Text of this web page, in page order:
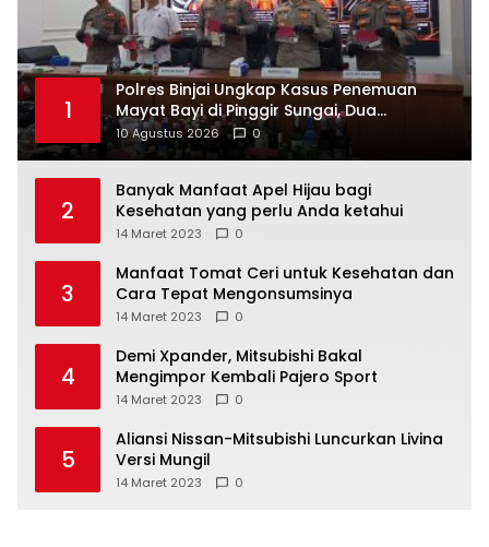
1
Polres Binjai Ungkap Kasus Penemuan
Mayat Bayi di Pinggir Sungai, Dua
Tersangka Diamankan
10 Agustus 2026 0
2
Banyak Manfaat Apel Hijau bagi
Kesehatan yang perlu Anda ketahui
14 Maret 2023 0
3
Manfaat Tomat Ceri untuk Kesehatan dan
Cara Tepat Mengonsumsinya
14 Maret 2023 0
4
Demi Xpander, Mitsubishi Bakal
Mengimpor Kembali Pajero Sport
14 Maret 2023 0
5
Aliansi Nissan-Mitsubishi Luncurkan Livina
Versi Mungil
14 Maret 2023 0